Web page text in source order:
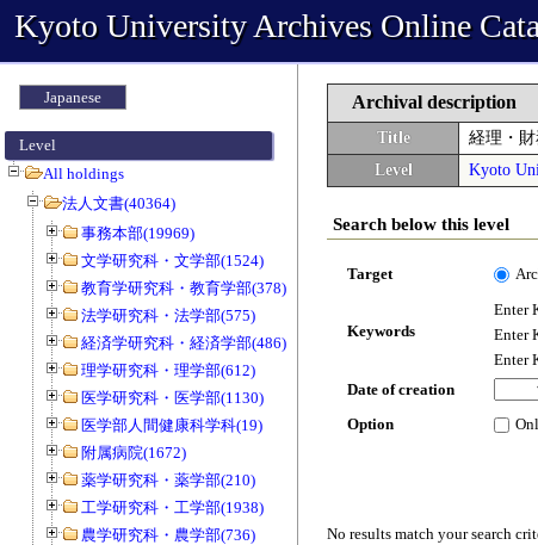
Kyoto University Archives Online
Japanese
Level
All holdings
法人文書(40364)
事務本部(19969)
文学研究科・文学部(1524)
教育学研究科・教育学部(378)
法学研究科・法学部(575)
経済学研究科・経済学部(486)
理学研究科・理学部(612)
医学研究科・医学部(1130)
医学部人間健康科学科(19)
附属病院(1672)
薬学研究科・薬学部(210)
工学研究科・工学部(1938)
農学研究科・農学部(736)
Archival description
Title
経理・財
Level
Kyoto
Search below this level
Target
Keywords
Enter
Enter
Enter
Date of creation
Option
No results match your search